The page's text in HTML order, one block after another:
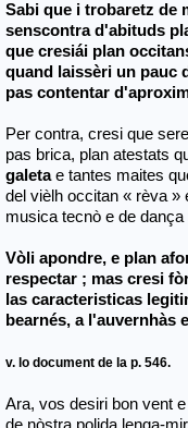
Sabi que i trobaretz de
senscontra d'abituds
que cresiái plan
quand laissèri un pauc
pas contentar
Per contra, cresi que
pas brica, plan atestats
galetae tantes maites
del vièlh occitan « rèva
musica tecnò e de dança
Vòli apondre, e plan
respectar ; mas cresi
las caracteristicas
bearnés, a l'auvernhàs
v. lo document de la p. 546.
Ara, vos desiri bon vent